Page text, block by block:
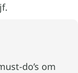
do’s om